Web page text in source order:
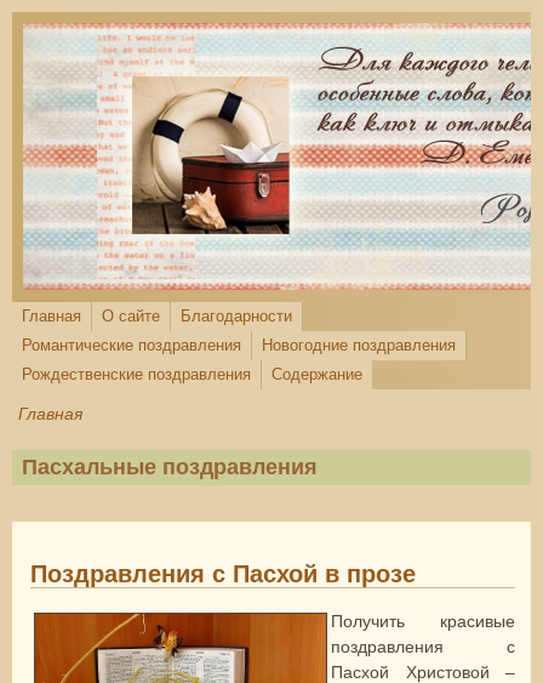
Перейти к основному содержанию
Главная О сайте
Благодарности
Романтические поздравления
Новогодние поздравления
Рождественские поздравления
Содержание
Главная
Пасхальные поздравления
Поздравления с Пасхой в прозе
Получить красивые
поздравления с
Пасхой Христовой –